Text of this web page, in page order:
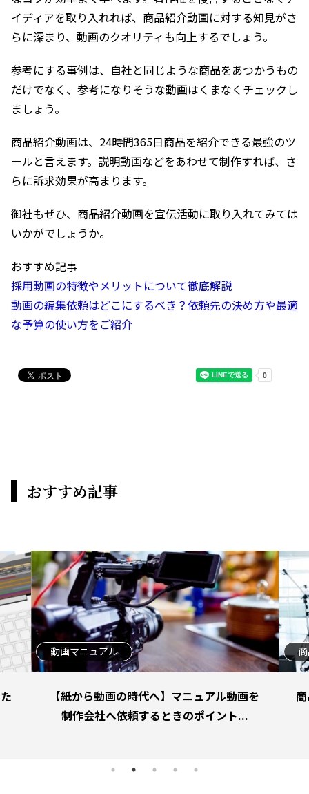
イディアを取り入れれば、商品紹介動画に対する知見がさ
らに深まり、動画のクオリティも向上するでしょう。
参考にする事例は、自社と同じような商品をあつかうもの
だけでなく、参考になりそうな動画はくまなくチェックし
ましょう。
商品紹介動画は、24時間365日商品を紹介できる最強のツ
ールと言えます。説明動画などをあわせて制作すれば、さ
らに訴求効果が高まります。
御社もぜひ、商品紹介動画を宣伝活動に取り入れてみては
いかがでしょうか。
おすすめ記事
採用動画の特徴やメリットについて徹底解説
動画の編集依頼はどこにするべき？依頼先の決め方や最適
な予算の使い方をご紹介
おすすめ記事
動画を
商品紹介の動画
商品紹介動画を自分で作るには？ 制作会社
に依頼するポイントもご紹介！事...